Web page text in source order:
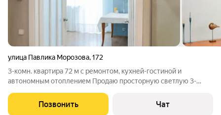
улица Павлика Морозова,172
3-комн. квартира 72 м с ремонтом, кухней-гостиной и
автономным отоплением Продаю просторную светлую 3-
кухней-гостиной и окнами во двор. Ремонт делали для себя,
используя самые качественные
Позвонить Чат